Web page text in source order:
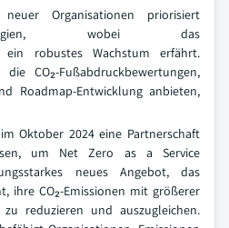
Organisationen priorisiert
wobei das
ein robustes Wachstum erfährt.
CO₂-Fußabdruckbewertungen,
Roadmap-Entwicklung anbieten,
Oktober 2024 eine Partnerschaft
um Net Zero as a Service
neues Angebot, das
ihre CO₂-Emissionen mit größerer
reduzieren und auszugleichen.